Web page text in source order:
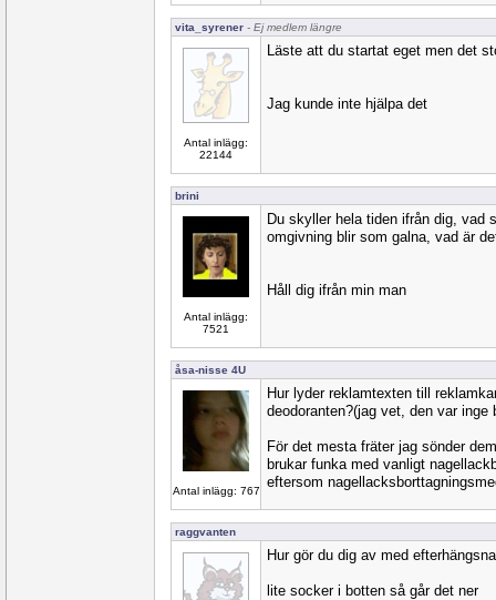
vita_syrener - Ej medlem längre
Antal inlägg:
22144
Läste att du startat eget men det
Jag kunde inte hjälpa det
brini
Antal inlägg:
7521
Du skyller hela tiden ifrån dig, vad
omgivning blir som galna, vad är
Håll dig ifrån min man
åsa-nisse 4U
Antal inlägg: 767
Hur lyder reklamtexten till
deodoranten?(jag vet, den var inge
För det mesta fräter jag sönder
brukar funka med vanligt
eftersom
raggvanten
Hur gör du dig av med
lite socker i botten så går det ner